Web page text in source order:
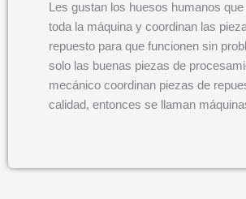
Les gustan los huesos humanos
toda la máquina y coordinan las
repuesto para que funcionen sin
solo las buenas piezas de
mecánico coordinan piezas de
calidad, entonces se llaman